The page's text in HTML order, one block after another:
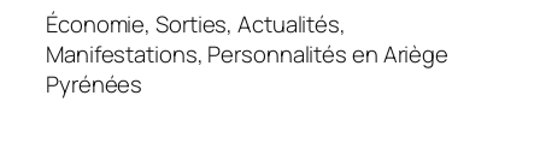
Économie, Sorties, Actualités,
Manifestations, Personnalités en Ariège
Pyrénées